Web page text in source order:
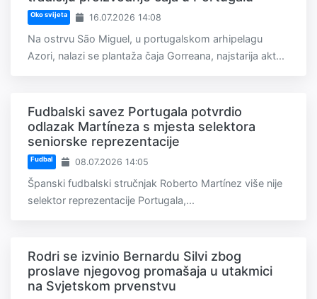
Oko svijeta 16.07.2026 14:08
Na ostrvu São Miguel, u portugalskom arhipelagu
Azori, nalazi se plantaža čaja Gorreana, najstarija akt...
Fudbalski savez Portugala potvrdio
odlazak Martíneza s mjesta selektora
seniorske reprezentacije
Fudbal 08.07.2026 14:05
Španski fudbalski stručnjak Roberto Martínez više nije
selektor reprezentacije Portugala,...
Rodri se izvinio Bernardu Silvi zbog
proslave njegovog promašaja u utakmici
na Svjetskom prvenstvu